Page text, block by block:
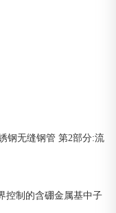
钢无缝钢管 第2部分:流
控制的含硼金属基中子